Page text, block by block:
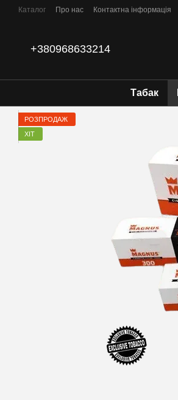
Перейти до основного контенту
Каталог Про нас Контактна інформація
+380968633214
Табак
РОЗПРОДАЖ
ХІТ